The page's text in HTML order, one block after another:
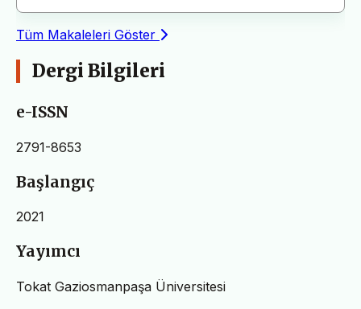
Tüm Makaleleri Göster
Dergi Bilgileri
e-ISSN
2791-8653
Başlangıç
2021
Yayımcı
Tokat Gaziosmanpaşa Üniversitesi